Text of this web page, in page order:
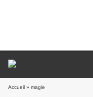
Accueil » magie